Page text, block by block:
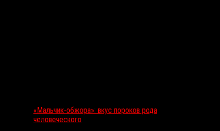
«Мальчик-обжора»: вкус пороков рода
человеческого